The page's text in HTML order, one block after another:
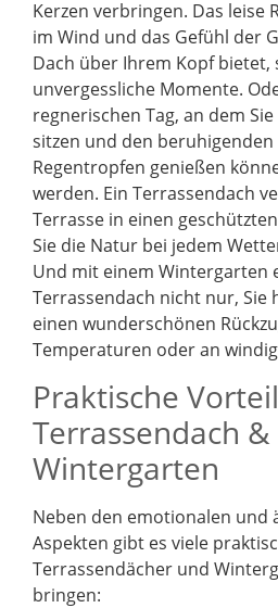
Kerzen verbringen. Das leise
im Wind und das Gefühl der
Dach über Ihrem Kopf bietet,
unvergessliche Momente.
regnerischen Tag, an dem
sitzen und den beruhigenden
Regentropfen genießen
werden. Ein Terrassendach
Terrasse in einen
Sie die Natur bei jedem
Und mit einem Wintergarten
Terrassendach nicht nur, Sie
einen wunderschönen
Temperaturen oder an
Praktische
Terrassendach &
Wintergarten
Neben den emotionalen und
Aspekten gibt es viele
Terrassendächer und
bringen: